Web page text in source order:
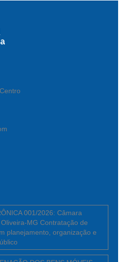
001/2026: Câmara
MG Contratação de
planejamento, organização e